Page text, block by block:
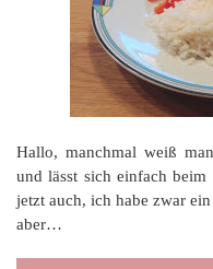
Hallo, manchmal weiß
und lässt sich einfach
jetzt auch, ich habe zwar
aber…